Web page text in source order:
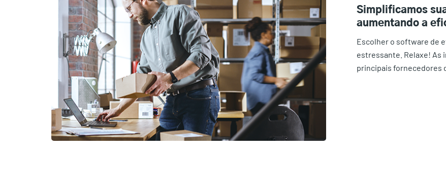
Simplificamos
aumentando a
Escolher o software de
estressante. Relaxe! As
principais fornecedores